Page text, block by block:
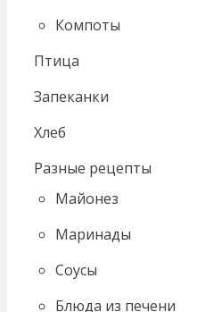
Компоты
Птица
Запеканки
Хлеб
Разные рецепты
Майонез
Маринады
Соусы
Блюда из печени